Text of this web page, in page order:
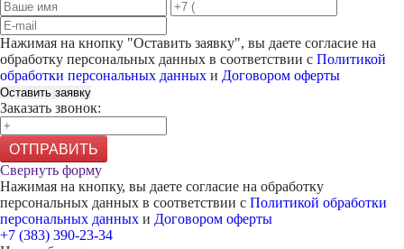
Нажимая на кнопку "Оставить заявку", вы даете согласие на
обработку персональных данных в соответствии с Политикой
обработки персональных данных и Договором оферты
Оставить заявку
Заказать звонок:
ОТПРАВИТЬ
Свернуть форму
Нажимая на кнопку, вы даете согласие на обработку
персональных данных в соответствии с Политикой обработки
персональных данных и Договором оферты
+7 (383) 390-23-34